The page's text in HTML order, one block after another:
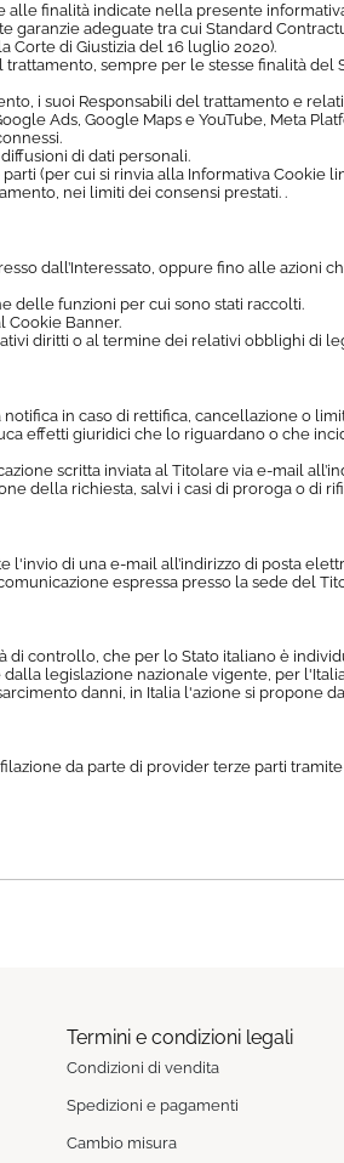
finalità indicate nella presente
adeguate tra cui Standard
Corte di Giustizia del 16 luglio 2020).
sempre per le stesse finalità
i suoi Responsabili del trattamento e
Ads, Google Maps e YouTube, Meta
di dati personali.
(per cui si rinvia alla Informativa Cookie
nei limiti dei consensi prestati. .
dall’Interessato, oppure fino alle azioni
delle funzioni per cui sono stati raccolti.
Cookie Banner.
diritti o al termine dei relativi obblighi di
in caso di rettifica, cancellazione o
effetti giuridici che lo riguardano o che
scritta inviata al Titolare via e-mail
della richiesta, salvi i casi di proroga o di
di una e-mail all’indirizzo di posta
espressa presso la sede del
di controllo, che per lo Stato italiano è
legislazione nazionale vigente, per
danni, in Italia l'azione si propone
da parte di provider terze parti
Termini e condizioni legali
Condizioni di vendita
Spedizioni e pagamenti
Cambio misura